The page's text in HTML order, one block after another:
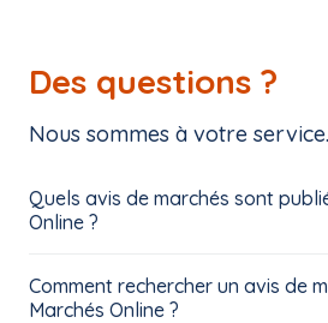
Des questions ?
Nous sommes à votre service.
Quels avis de marchés sont
Online ?
Comment rechercher un avis de
Marchés Online ?